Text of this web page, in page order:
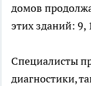
домов
этих зданий: 9,
Специалисты
диагностики,